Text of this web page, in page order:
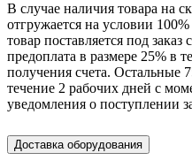
В случае наличия товара на
отгружается на условии
товар поставляется под
предоплата в размере 25% в
получения счета. Остальные
течение 2 рабочих дней с
уведомления о поступлении
Доставка оборудования